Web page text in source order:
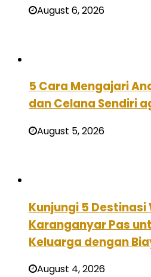
August 6, 2026
5 Cara Mengajari
dan Celana Sendiri
August 5, 2026
Kunjungi 5 Destinasi
Karanganyar Pas
Keluarga dengan
August 4, 2026